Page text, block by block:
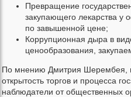
Превращение
закупающего лекарства
по завышенной цене;
Коррупционная дыра в
ценообразования,
По мнению Дмитрия Шерембея,
открытость торгов и процесса
наблюдатели от общественных